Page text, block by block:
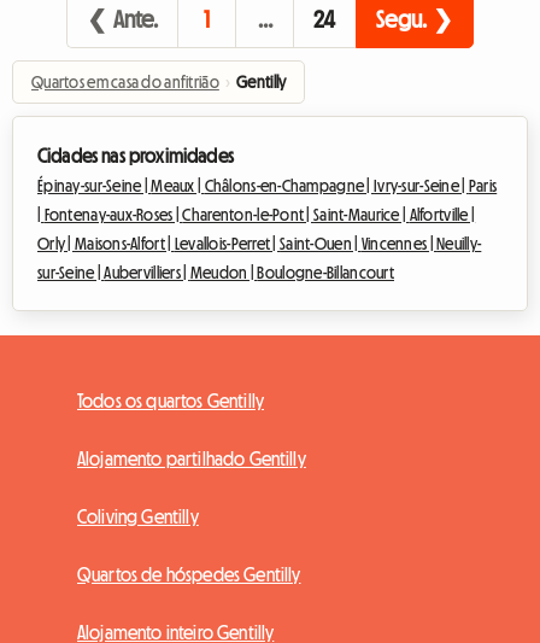
❮ Ante. 1 … 24 Segu. ❯
Quartos em casa do anfitrião › Gentilly
Cidades nas proximidades
Épinay-sur-Seine |Meaux | Châlons-en-Champagne | Ivry-sur-Seine |
Paris
Fontenay-aux-Roses |Charenton-le-Pont |Saint-Maurice | Alfortville |
Orly | Maisons-Alfort | Levallois-Perret |Saint-Ouen | Vincennes | Neuilly-
sur-Seine |Aubervilliers | Meudon | Boulogne-Billancourt
Todos os quartos Gentilly
Alojamento partilhado Gentilly
Coliving Gentilly
Quartos de hóspedes Gentilly
Alojamento inteiro Gentilly